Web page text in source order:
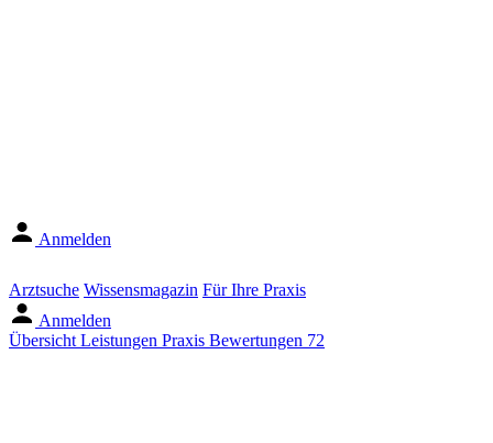
Anmelden
Arztsuche Wissensmagazin Für Ihre Praxis
Anmelden
Übersicht Leistungen Praxis Bewertungen 72